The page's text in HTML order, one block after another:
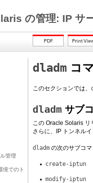
の管理: IP サ
管理
境でのト
dladm コ
このセクションでは、
dladm サブ
この Oracle Solaris リ
さらに、IP トンネル
dladm の次のサブコマ
create-iptun
modify-iptun